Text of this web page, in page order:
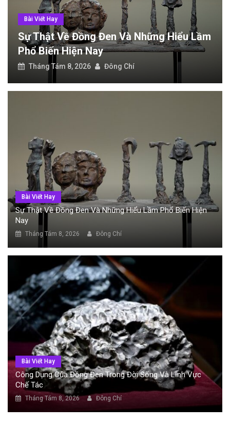
Diệt côn trùng văn phòng: Giải pháp bảo vệ môi trường làm việc
Sự thật về đồng đen và những hiểu lầm phổ biến hiện nay
Bài Viết Hay
Công Dụng Của Đồng Đen Trong Đời
Sống Và Lĩnh Vực Chế Tác
Tháng Tám 8, 2026 Đông Chí
Bài Viết Hay
Sự Thật Về Đồng Đen Và Những Hiểu Lầm Phổ Biến Hiện
Nay
Tháng Tám 8, 2026 Đông Chí
Bài Viết Hay
Công Dụng Của Đồng Đen Trong Đời Sống Và Lĩnh Vực
Chế Tác
Tháng Tám 8, 2026 Đông Chí